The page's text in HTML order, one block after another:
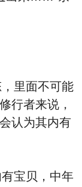
里面不可能
行者来说，
认为其内有
宝贝，中年